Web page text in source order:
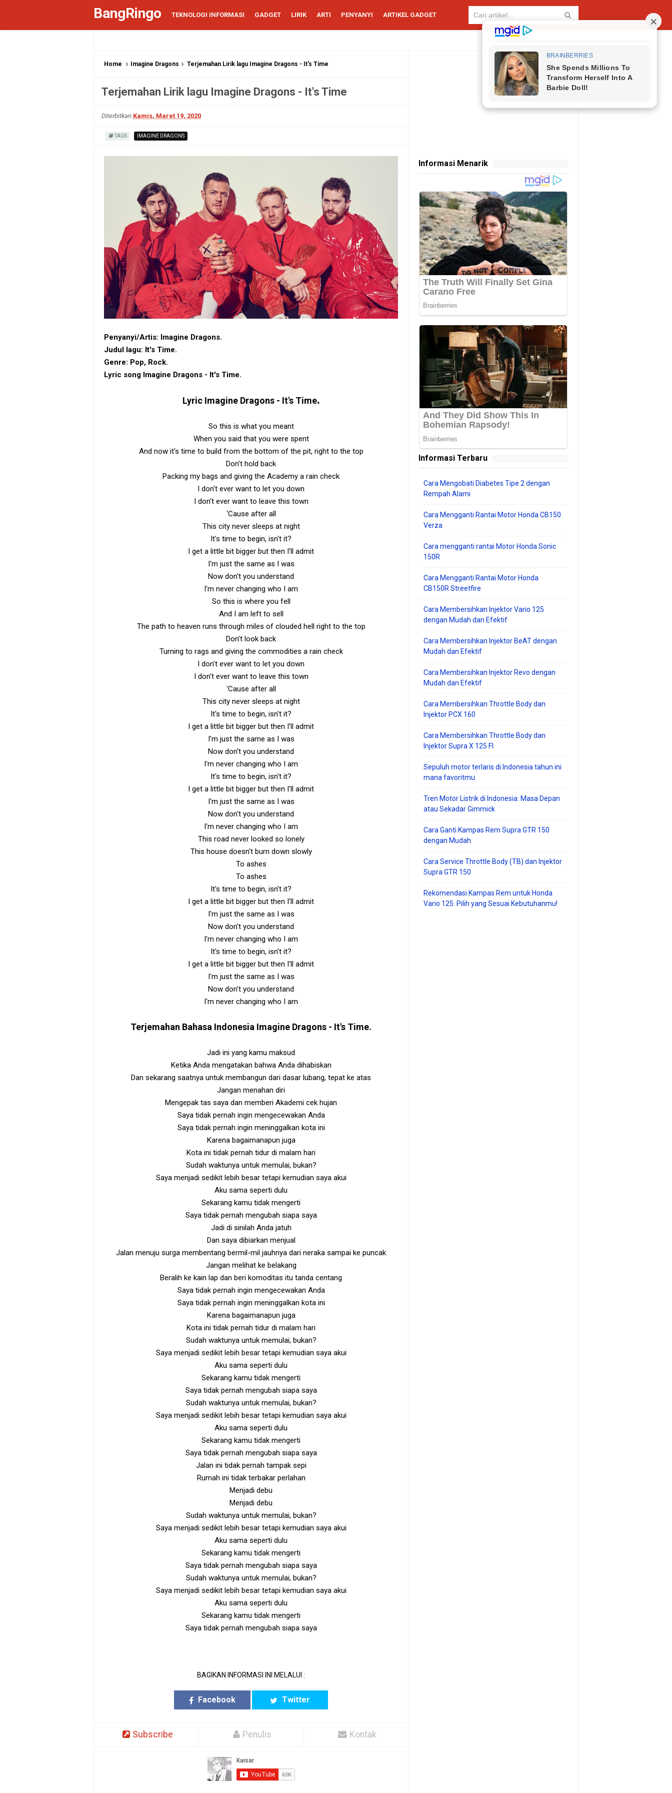
BangRingo TEKNOLOGI INFORMASI GADGET LIRIK ARTI PENYANYI ARTIKEL GADGET
Home Imagine Dragons Terjemahan Lirik lagu Imagine Dragons - It's Time
Terjemahan Lirik lagu Imagine Dragons - It's Time
Diterbitkan Kamis, Maret 19, 2020
TAGS IMAGINE DRAGONS
Penyanyi/Artis: Imagine Dragons.
Judul lagu: It's Time.
Genre: Pop, Rock.
Lyric song Imagine Dragons - It's Time.
Lyric Imagine Dragons - It's Time.
So this is what you meant
When you said that you were spent
And now it's time to build from the bottom of the pit, right to the top
Don't hold back
Packing my bags and giving the Academy a rain check
I don't ever want to let you down
I don't ever want to leave this town
'Cause after all
This city never sleeps at night
It's time to begin, isn't it?
I get a little bit bigger but then I'll admit
I'm just the same as I was
Now don't you understand
I'm never changing who I am
So this is where you fell
And I am left to sell
The path to heaven runs through miles of clouded hell right to the top
Don't look back
Turning to rags and giving the commodities a rain check
I don't ever want to let you down
I don't ever want to leave this town
'Cause after all
This city never sleeps at night
It's time to begin, isn't it?
I get a little bit bigger but then I'll admit
I'm just the same as I was
Now don't you understand
I'm never changing who I am
It's time to begin, isn't it?
I get a little bit bigger but then I'll admit
I'm just the same as I was
Now don't you understand
I'm never changing who I am
This road never looked so lonely
This house doesn't burn down slowly
To ashes
To ashes
It's time to begin, isn't it?
I get a little bit bigger but then I'll admit
I'm just the same as I was
Now don't you understand
I'm never changing who I am
It's time to begin, isn't it?
I get a little bit bigger but then I'll admit
I'm just the same as I was
Now don't you understand
I'm never changing who I am
Terjemahan Bahasa Indonesia Imagine Dragons - It's Time.
Jadi ini yang kamu maksud
Ketika Anda mengatakan bahwa Anda dihabiskan
Dan sekarang saatnya untuk membangun dari dasar lubang, tepat ke atas
Jangan menahan diri
Mengepak tas saya dan memberi Akademi cek hujan
Saya tidak pernah ingin mengecewakan Anda
Saya tidak pernah ingin meninggalkan kota ini
Karena bagaimanapun juga
Kota ini tidak pernah tidur di malam hari
Sudah waktunya untuk memulai, bukan?
Saya menjadi sedikit lebih besar tetapi kemudian saya akui
Aku sama seperti dulu
Sekarang kamu tidak mengerti
Saya tidak pernah mengubah siapa saya
Jadi di sinilah Anda jatuh
Dan saya dibiarkan menjual
Jalan menuju surga membentang bermil-mil jauhnya dari neraka sampai ke puncak
Jangan melihat ke belakang
Beralih ke kain lap dan beri komoditas itu tanda centang
Saya tidak pernah ingin mengecewakan Anda
Saya tidak pernah ingin meninggalkan kota ini
Karena bagaimanapun juga
Kota ini tidak pernah tidur di malam hari
Sudah waktunya untuk memulai, bukan?
Saya menjadi sedikit lebih besar tetapi kemudian saya akui
Aku sama seperti dulu
Sekarang kamu tidak mengerti
Saya tidak pernah mengubah siapa saya
Sudah waktunya untuk memulai, bukan?
Saya menjadi sedikit lebih besar tetapi kemudian saya akui
Aku sama seperti dulu
Sekarang kamu tidak mengerti
Saya tidak pernah mengubah siapa saya
Jalan ini tidak pernah tampak sepi
Rumah ini tidak terbakar perlahan
Menjadi debu
Menjadi debu
Sudah waktunya untuk memulai, bukan?
Saya menjadi sedikit lebih besar tetapi kemudian saya akui
Aku sama seperti dulu
Sekarang kamu tidak mengerti
Saya tidak pernah mengubah siapa saya
Sudah waktunya untuk memulai, bukan?
Saya menjadi sedikit lebih besar tetapi kemudian saya akui
Aku sama seperti dulu
Sekarang kamu tidak mengerti
Saya tidak pernah mengubah siapa saya
BAGIKAN INFORMASI INI MELALUI :
Facebook Twitter
Subscribe Penulis Kontak
Informasi Menarik
Informasi Terbaru
Cara Mengobati Diabetes Tipe 2 dengan
Rempah Alami
Cara Mengganti Rantai Motor Honda CB150
Verza
Cara mengganti rantai Motor Honda Sonic
150R
Cara Mengganti Rantai Motor Honda
CB150R Streetfire
Cara Membersihkan Injektor Vario 125
dengan Mudah dan Efektif
Cara Membersihkan Injektor BeAT dengan
Mudah dan Efektif
Cara Membersihkan Injektor Revo dengan
Mudah dan Efektif
Cara Membersihkan Throttle Body dan
Injektor PCX 160
Cara Membersihkan Throttle Body dan
Injektor Supra X 125 FI
Sepuluh motor terlaris di Indonesia tahun ini
mana favoritmu
Tren Motor Listrik di Indonesia: Masa Depan
atau Sekadar Gimmick
Cara Ganti Kampas Rem Supra GTR 150
dengan Mudah
Cara Service Throttle Body (TB) dan Injektor
Supra GTR 150
Rekomendasi Kampas Rem untuk Honda
Vario 125: Pilih yang Sesuai Kebutuhanmu!